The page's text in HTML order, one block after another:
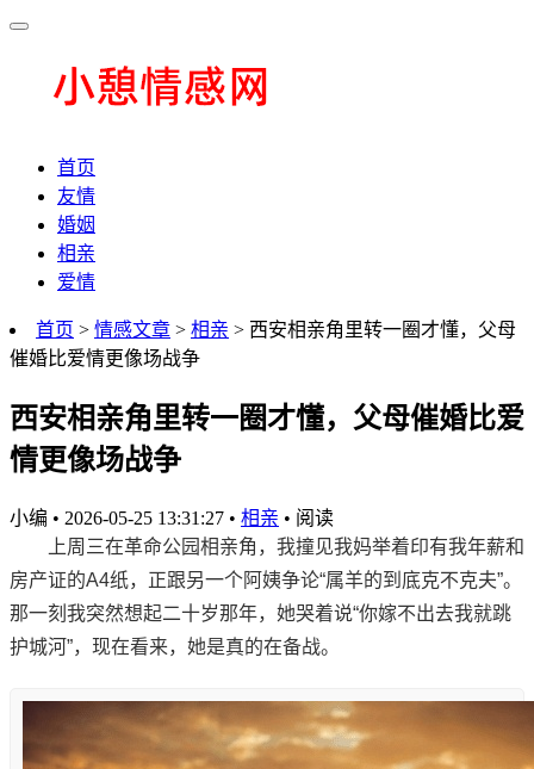
首页
友情
婚姻
相亲
爱情
首页 > 情感文章 > 相亲 > 西安相亲角里转一圈才懂，父母
催婚比爱情更像场战争
西安相亲角里转一圈才懂，父母催婚比爱
情更像场战争
小编 • 2026-05-25 13:31:27 • 相亲 • 阅读
上周三在革命公园相亲角，我撞见我妈举着印有我年薪和
房产证的A4纸，正跟另一个阿姨争论“属羊的到底克不克夫”。
那一刻我突然想起二十岁那年，她哭着说“你嫁不出去我就跳
护城河”，现在看来，她是真的在备战。